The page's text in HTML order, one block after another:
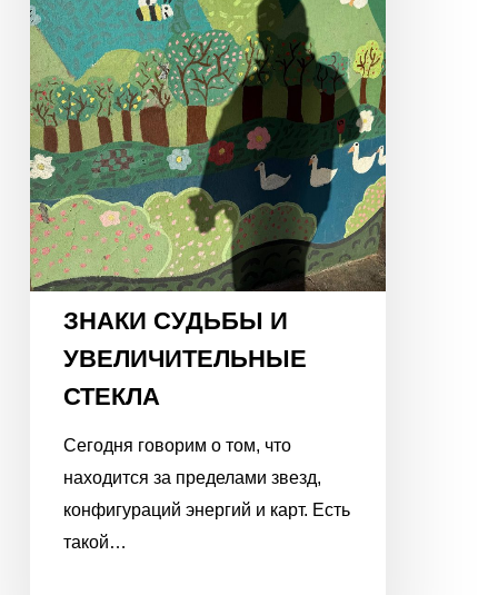
ЗНАКИ СУДЬБЫ И
УВЕЛИЧИТЕЛЬНЫЕ
СТЕКЛА
Сегодня говорим о том, что
находится за пределами звезд,
конфигураций энергий и карт. Есть
такой…